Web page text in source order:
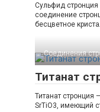
Сульфид
соединение
бесцветное
Соединения
Титанат
Титанат стронция
SrTiO3, имеющий